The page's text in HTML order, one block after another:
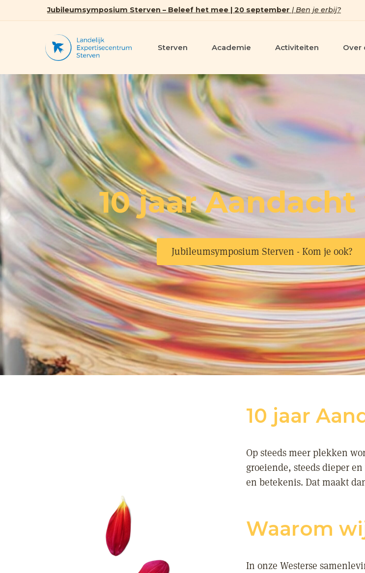
Jubileumsymposium Sterven – Beleef het mee | 20 september | Ben je erbij?
Sterven Academie Activiteiten Over
10 jaar
Jubileumsymposium Sterven - Kom je ook?
10 jaar
Op steeds meer plekken
groeiende, steeds dieper
en betekenis. Dat maakt
Waarom
In onze Westerse